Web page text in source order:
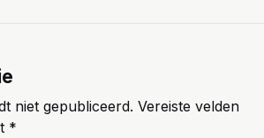
niet gepubliceerd. Vereiste velden
*